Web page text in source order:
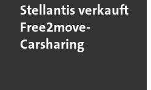
Stellantis verkauft
Free2move-
Carsharing